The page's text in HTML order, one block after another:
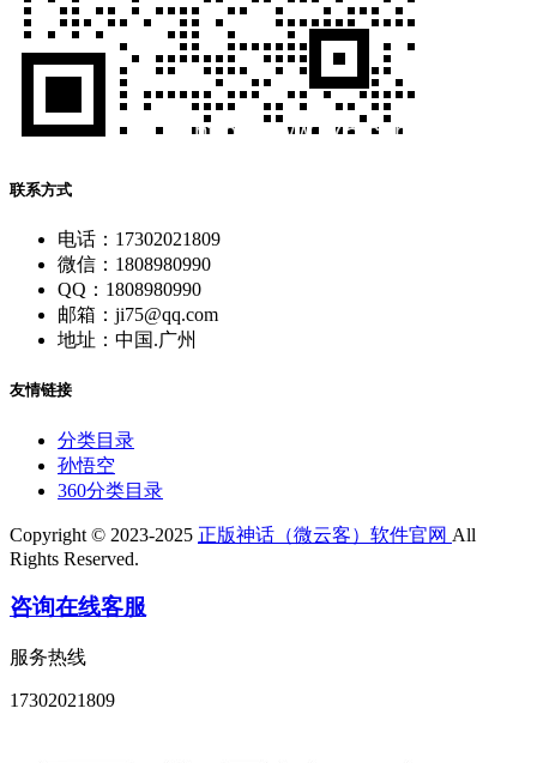
联系方式
电话：17302021809
微信：1808980990
QQ：1808980990
邮箱：ji75@qq.com
地址：中国.广州
友情链接
分类目录
孙悟空
360分类目录
Copyright © 2023-2025 正版神话（微云客）软件官网 All
Rights Reserved.
咨询在线客服
服务热线
17302021809